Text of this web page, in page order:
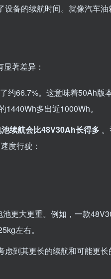
设备的续航时间。就像汽车
著差异：
约66.7%。这意味着50Ah版
多出近1000Wh。
续航会比48V30Ah长得多
度行驶：
更大更重。例如，一款
左右。
虑到其更长的续航和可能更